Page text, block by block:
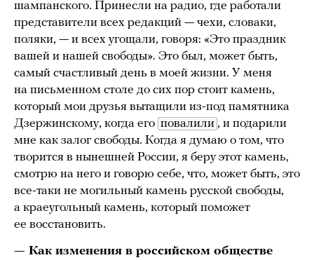
шампанского. Принесли на радио, где работали
представители всех редакций — чехи, словаки,
поляки, — и всех угощали, говоря: «Это праздник
вашей и нашей свободы». Это был, может быть,
самый счастливый день в моей жизни. У меня
на письменном столе до сих пор стоит камень,
который мои друзья вытащили из-под памятника
Дзержинскому, когда его повалили , и подарили
мне как залог свободы. Когда я думаю о том, что
творится в нынешней России, я беру этот камень,
смотрю на него и говорю себе, что, может быть, это
все-таки не могильный камень русской свободы,
а краеугольный камень, который поможет
ее восстановить.
— Как изменения в российском обществе